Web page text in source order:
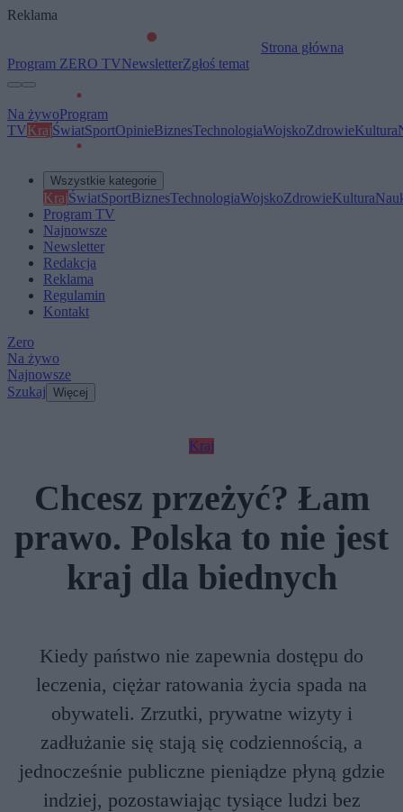
Reklama
Strona główna
Program ZERO TVNewsletterZgłoś temat
Na żywoProgram
TVKrajŚwiatSportOpinieBiznesTechnologiaWojskoZdrowieKultura
Wszystkie kategorie
KrajŚwiatSportBiznesTechnologiaWojskoZdrowieKultura
Program TV
Najnowsze
Newsletter
Redakcja
Reklama
Regulamin
Kontakt
Zero
Na żywo
Najnowsze
Szukaj Więcej
Kraj
Chcesz przeżyć? Łam
prawo. Polska to nie jest
kraj dla biednych
Kiedy państwo nie zapewnia dostępu do
leczenia, ciężar ratowania życia spada na
obywateli. Zrzutki, prywatne wizyty i
zadłużanie się stają się codziennością, a
jednocześnie publiczne pieniądze płyną gdzie
indziej, pozostawiając tysiące ludzi bez